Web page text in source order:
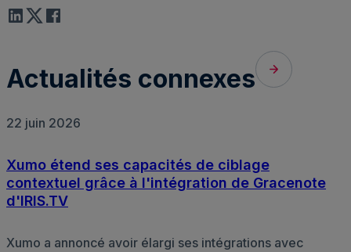
Actualités connexes
22 juin 2026
Xumo étend ses capacités de ciblage
contextuel grâce à l'intégration de Gracenote
d'IRIS.TV
Xumo a annoncé avoir élargi ses intégrations avec